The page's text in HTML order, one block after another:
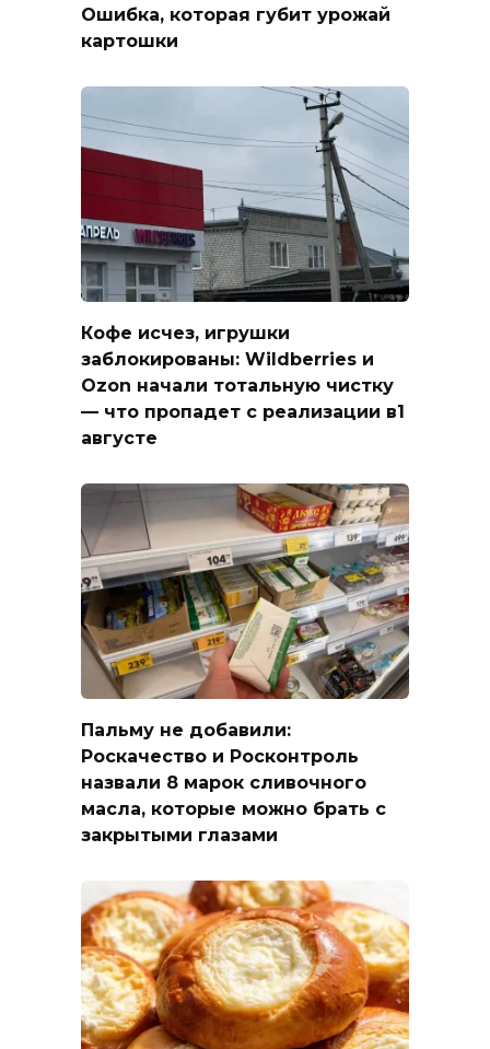
Ошибка, которая губит урожай
картошки
Кофе исчез, игрушки
заблокированы: Wildberries и
Ozon начали тотальную чистку
— что пропадет с реализации в1
августе
Пальму не добавили:
Роскачество и Росконтроль
назвали 8 марок сливочного
масла, которые можно брать с
закрытыми глазами